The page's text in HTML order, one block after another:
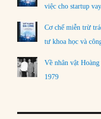
việc cho startup
Cơ chế miễn trừ
tư khoa học và
Về nhân vật
1979